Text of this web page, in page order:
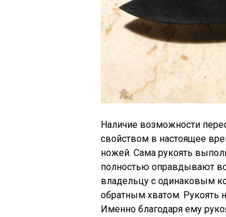
Наличие возможности
свойством в настоящее
ножей. Сама рукоять
полностью оправдывают
владельцу с одинаковым
обратным хватом. Рукоять
Именно благодаря ему